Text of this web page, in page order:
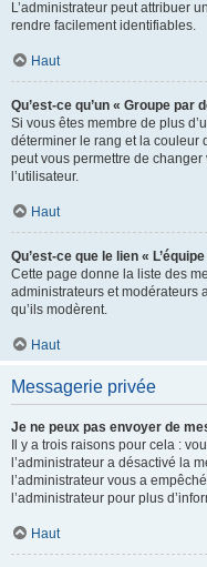
L’administrateur peut attribuer
rendre facilement identifiables.
Haut
Qu’est-ce qu’un « Groupe par
Si vous êtes membre de plus
déterminer le rang et la couleur
peut vous permettre de
l’utilisateur.
Haut
Qu’est-ce que le lien «
Cette page donne la liste des
administrateurs et modérateurs
qu’ils modèrent.
Haut
Messagerie privée
Je ne peux pas envoyer de
Il y a trois raisons pour cela :
l’administrateur a désactivé la
l’administrateur vous a
l’administrateur pour plus
Haut